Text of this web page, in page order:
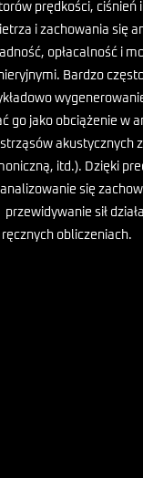
prędkości, ciśnień
i zachowania się
opłacalność i
Bardzo
go jako obciążenie w
akustycznych
itd.). Dzięki
się
przewidywanie sił
ręcznych obliczeniach.